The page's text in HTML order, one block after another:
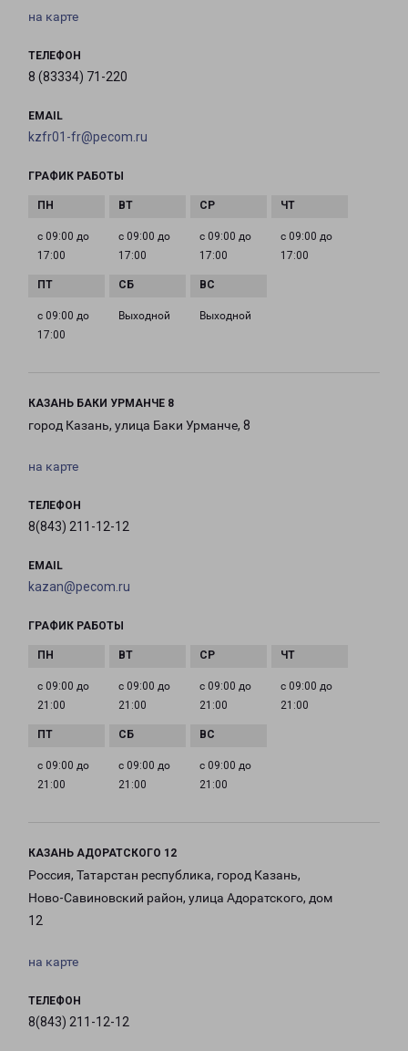
на карте
ТЕЛЕФОН
8 (83334) 71-220
EMAIL
kzfr01-fr@pecom.ru
ГРАФИК РАБОТЫ
с 09:00 до
17:00
с 09:00 до
17:00
с 09:00 до
17:00
с 09:00 до
17:00
с 09:00 до
17:00
Выходной Выходной
КАЗАНЬ БАКИ УРМАНЧЕ 8
город Казань, улица Баки Урманче, 8
на карте
ТЕЛЕФОН
8(843) 211-12-12
EMAIL
kazan@pecom.ru
ГРАФИК РАБОТЫ
с 09:00 до
21:00
с 09:00 до
21:00
с 09:00 до
21:00
с 09:00 до
21:00
с 09:00 до
21:00
с 09:00 до
21:00
с 09:00 до
21:00
КАЗАНЬ АДОРАТСКОГО 12
Россия, Татарстан республика, город Казань,
Ново-Савиновский район, улица Адоратского, дом
12
на карте
ТЕЛЕФОН
8(843) 211-12-12